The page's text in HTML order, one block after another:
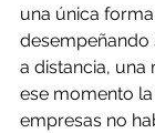
una única
desempeñando
a distancia, una
ese momento
empresas no